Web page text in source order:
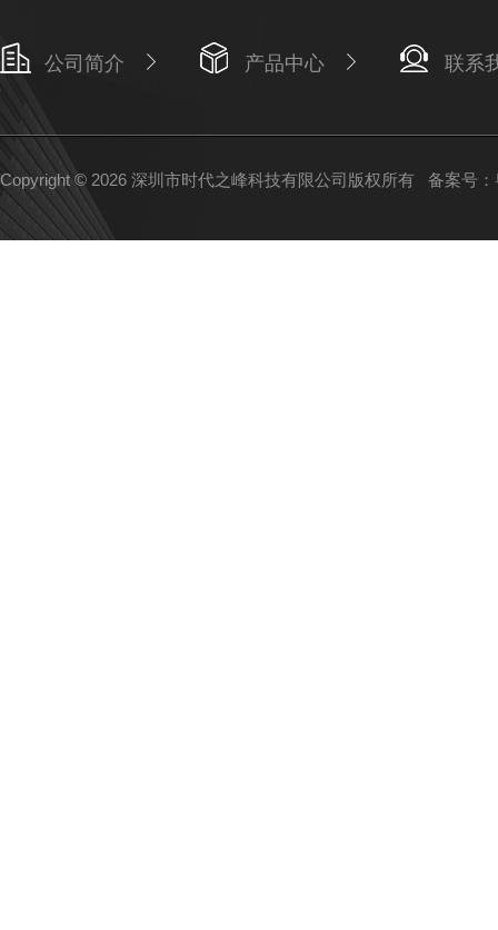
公司简介 产品中心 联系
Copyright © 2026 深圳市时代之峰科技有限公司版权所有 备案号